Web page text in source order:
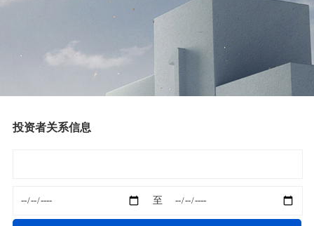
投资者关系信息
至